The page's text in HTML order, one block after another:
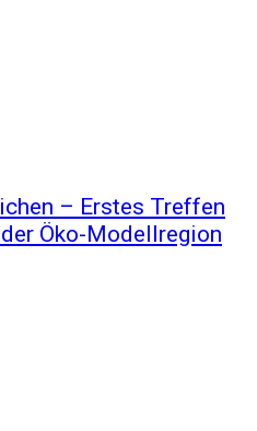
– Erstes Treffen
Öko-Modellregion